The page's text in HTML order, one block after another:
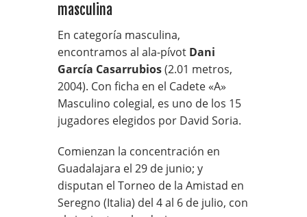
masculina
En categoría masculina,
encontramos al ala-pívot Dani
García Casarrubios(2.01 metros,
2004). Con ficha en el Cadete «A»
Masculino colegial, es uno de los 15
jugadores elegidos por David Soria.
Comienzan la concentración en
Guadalajara el 29 de junio; y
disputan el Torneo de la Amistad en
Seregno (Italia) del 4 al 6 de julio, con